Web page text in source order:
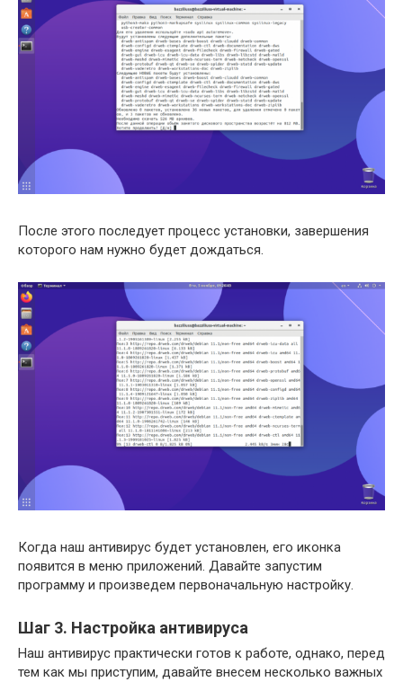
После этого последует процесс установки, завершения
которого нам нужно будет дождаться.
Когда наш антивирус будет установлен, его иконка
появится в меню приложений. Давайте запустим
программу и произведем первоначальную настройку.
Шаг 3. Настройка антивируса
Наш антивирус практически готов к работе, однако, перед
тем как мы приступим, давайте внесем несколько важных